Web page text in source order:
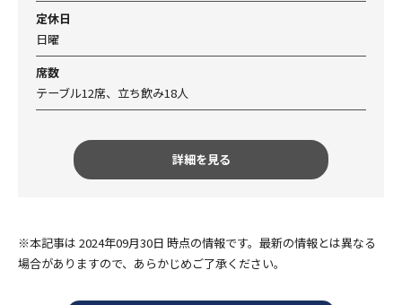
定休日
日曜
席数
テーブル12席、立ち飲み18人
詳細を見る
※本記事は 2024年09月30日 時点の情報です。最新の情報とは異なる
場合がありますので、あらかじめご了承ください。